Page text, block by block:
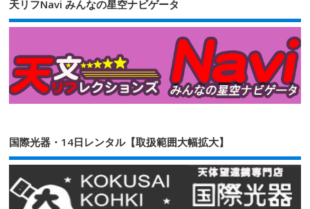
天リフNavi みんなの星空ナビゲータ
国際光器・14日レンタル【取扱範囲大幅拡大】